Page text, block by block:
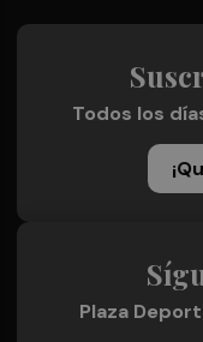
Todos los
Plaza